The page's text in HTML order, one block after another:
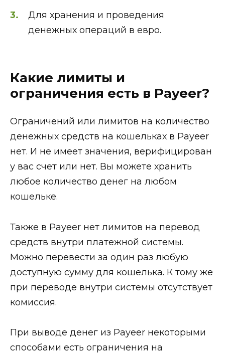
Для хранения и проведения
денежных операций в евро.
Какие лимиты и
ограничения есть в Payeer?
Ограничений или лимитов на количество
денежных средств на кошельках в Payeer
нет. И не имеет значения, верифицирован
у вас счет или нет. Вы можете хранить
любое количество денег на любом
кошельке.
Также в Payeer нет лимитов на перевод
средств внутри платежной системы.
Можно перевести за один раз любую
доступную сумму для кошелька. К тому же
при переводе внутри системы отсутствует
комиссия.
При выводе денег из Payeer некоторыми
способами есть ограничения на